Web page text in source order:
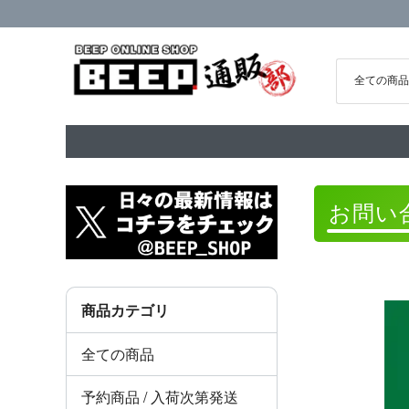
商品カテゴリ
全ての商品
予約商品 / 入荷次第発送
お問い